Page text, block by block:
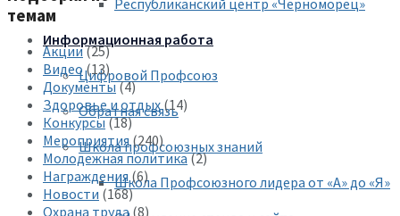
Республиканский центр «Черноморец»
Информационная работа
Цифровой Профсоюз
Обратная связь
Школа профсоюзных знаний
Школа Профсоюзного лидера от «А» до «Я»
темам
Акции(25)
Видео(13)
Документы(4)
Здоровье и отдых(14)
Конкурсы(18)
Мероприятия(240)
Молодежная политика(2)
Награждения(6)
Новости (168)
Охрана труда(8)